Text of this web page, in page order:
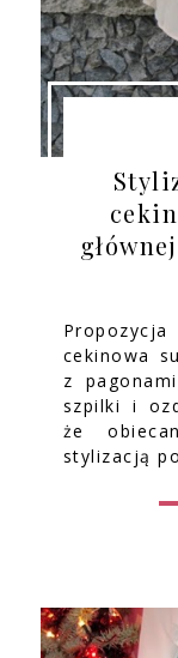
cekinowa
z
szpilki i
że
stylizacją